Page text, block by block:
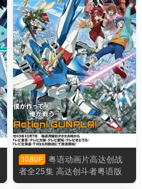
1080P
粤语动画片高达创战
者全25集 高达创斗者粤语版